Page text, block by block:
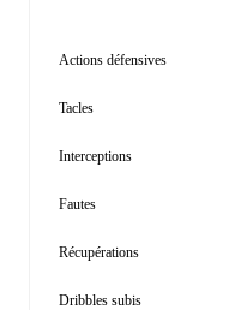
Actions défensives
Tacles
Interceptions
Fautes
Récupérations
Dribbles subis